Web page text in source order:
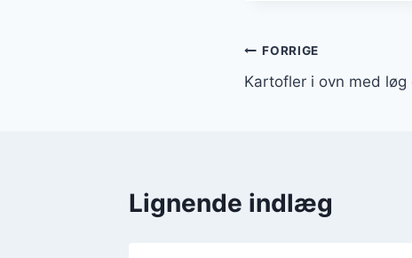
FORRIGE
Kartofler i ovn med løg
Lignende indlæg